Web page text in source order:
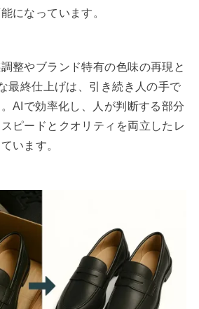
になっています。
整やブランド特有の色味の再現と
最終仕上げは、引き続き人の手で
AIで効率化し、人が判断する部分
ピードとクオリティを両立したレ
います。